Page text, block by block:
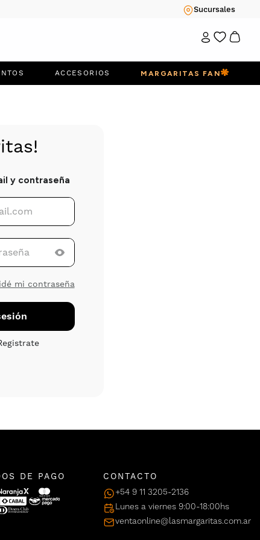
Sucursales
ACCESORIOS MARGARITAS FAN
mi contraseña
DE PAGO
CONTACTO
+54 9 11 3205-2136
Lunes a viernes 9:00-18:00hs
ventaonline@lasmargaritas.com.ar